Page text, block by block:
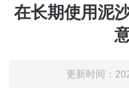
在长期使用泥
更新时间：